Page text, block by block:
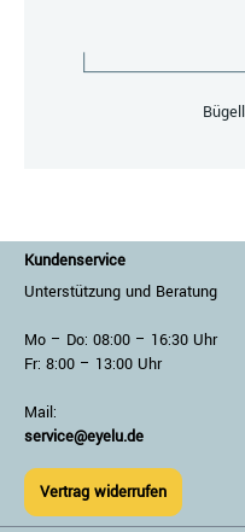
Kundenservice
Unterstützung und Beratung
Mo – Do: 08:00 – 16:30 Uhr
Fr: 8:00 – 13:00 Uhr
Mail:
service@eyelu.de
Vertrag widerrufen